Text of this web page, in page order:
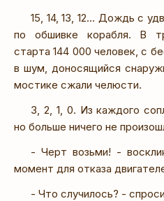
15, 14, 13, 12... Дождь с
по обшивке корабля. В
старта 144 000 человек, с
в шум, доносящийся
мостике сжали челюсти.
3, 2, 1, 0. Из каждого
но больше ничего не
- Черт возьми! -
момент для отказа
- Что случилось? -